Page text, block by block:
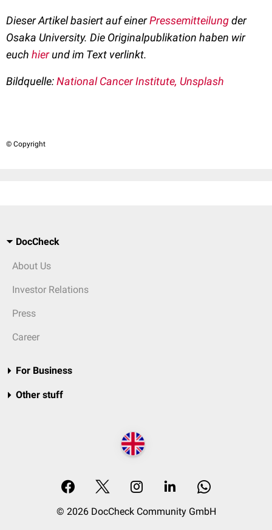
Dieser Artikel basiert auf einerPressemitteilungder
Osaka University. Die Originalpublikation haben wir
euch hierund im Text verlinkt.
Bildquelle:National Cancer Institute, Unsplash
© Copyright
DocCheck
About Us
Investor Relations
Press
Career
For Business
Other stuff
© 2026 DocCheck Community GmbH